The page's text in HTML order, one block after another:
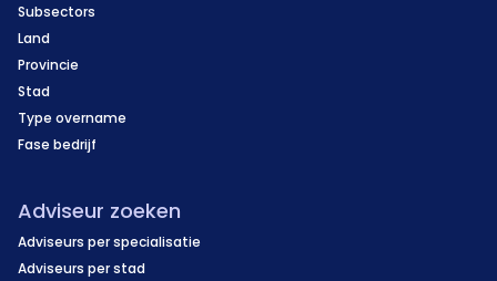
Subsectors
Land
Provincie
Stad
Type overname
Fase bedrijf
Adviseur zoeken
Adviseurs per specialisatie
Adviseurs per stad